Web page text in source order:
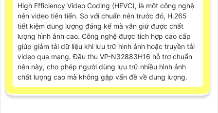
High Efficiency Video Coding (HEVC), là một công nghệ
nén video tiên tiến. So với chuẩn nén trước đó, H.265
tiết kiệm dung lượng đáng kể mà vẫn giữ được chất
lượng hình ảnh cao. Công nghệ được tích hợp cao cấp
giúp giảm tải dữ liệu khi lưu trữ hình ảnh hoặc truyền tải
video qua mạng. Đầu thu VP-N32883H16 hỗ trợ chuẩn
nén này, cho phép người dùng lưu trữ nhiều hình ảnh
chất lượng cao mà không gặp vấn đề về dung lượng.